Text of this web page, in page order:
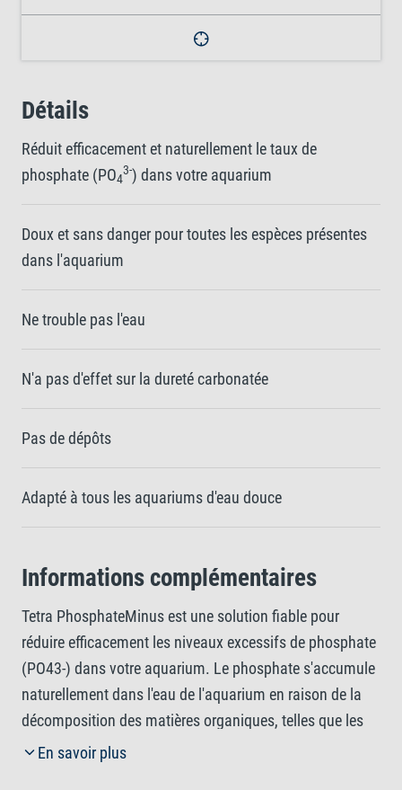
Détails
Réduit efficacement et naturellement le taux de
phosphate (PO4
3-) dans votre aquarium
Doux et sans danger pour toutes les espèces présentes
dans l'aquarium
Ne trouble pas l'eau
N'a pas d'effet sur la dureté carbonatée
Pas de dépôts
Adapté à tous les aquariums d'eau douce
Informations complémentaires
Tetra PhosphateMinus est une solution fiable pour
réduire efficacement les niveaux excessifs de phosphate
(PO43-) dans votre aquarium. Le phosphate s'accumule
naturellement dans l'eau de l'aquarium en raison de la
décomposition des matières organiques, telles que les
déjections des poissons et les résidus de nourriture ou
En savoir plus